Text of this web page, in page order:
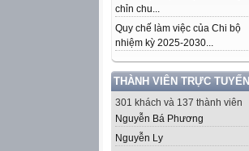
chỉn chu...
Quy chế làm việc của Chi bộ
nhiệm kỳ 2025-2030...
THÀNH VIÊN TRỰC TUYẾN
301 khách và 137 thành viên
Nguyễn Bá Phương
Nguyễn Ly